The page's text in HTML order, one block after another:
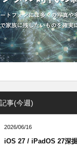
事(今週)
2026/06/16
iOS 27 / iPadOS 27深